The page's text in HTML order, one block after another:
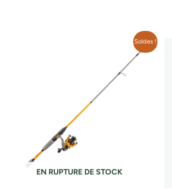
Soldes !
EN RUPTURE DE STOCK